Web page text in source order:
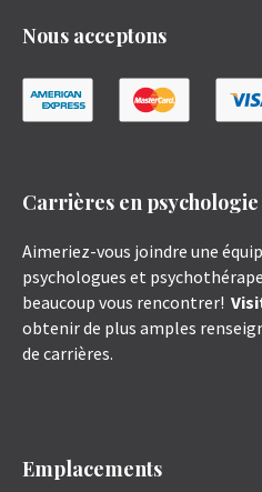
Nous acceptons
Carrières en psychologie
Aimeriez-vous joindre une
psychologues et
beaucoup vous rencontrer!
obtenir de plus amples
de carrières.
Emplacements